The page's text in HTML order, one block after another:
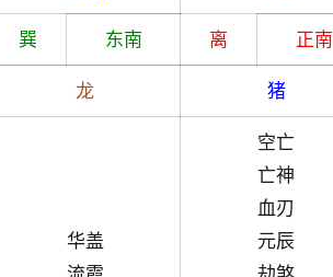
巽 东南 离 正南
龙 猪
华盖
空亡
亡神
血刃
元辰